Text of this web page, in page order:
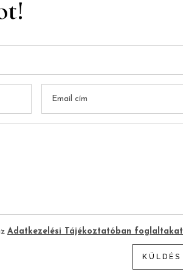
Adatkezelési Tájékoztatóban foglaltakat
KÜLDÉS